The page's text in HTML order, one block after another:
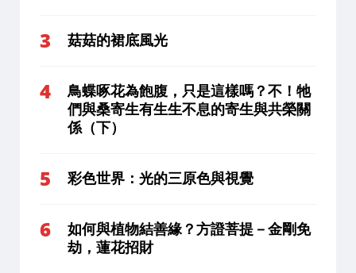
菇菇的裙底風光
鳥蝶啄花為飽腹，只是這樣嗎？不！牠
們與桑寄生有生生不息的寄生與共榮關
係（下）
彩色世界：光的三原色與視覺
如何與植物結善緣？方證菩提－金剛免
劫，蓮花招財